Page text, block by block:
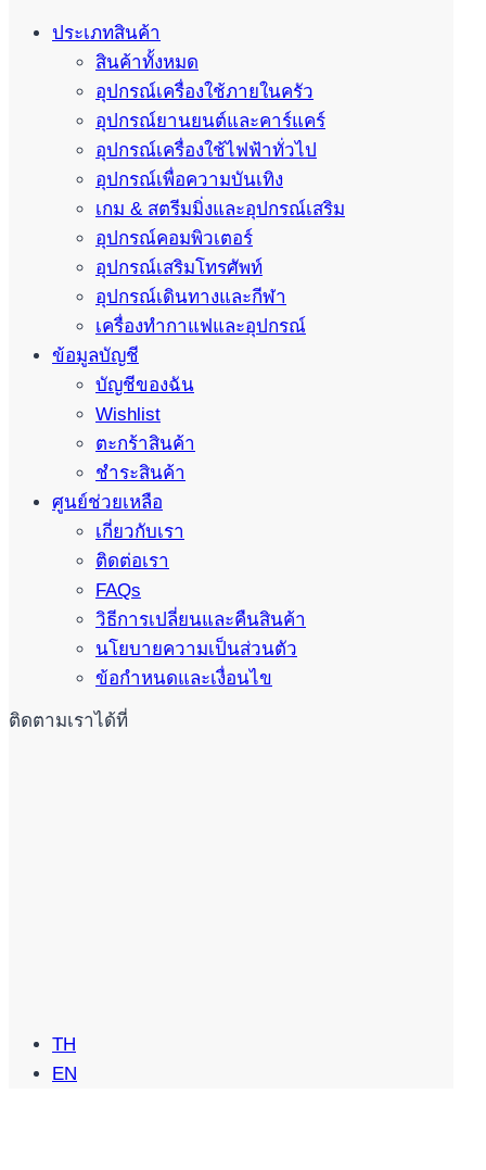
ประเภทสินค้า
สินค้าทั้งหมด
อุปกรณ์เครื่องใช้ภายในครัว
อุปกรณ์ยานยนต์และคาร์แคร์
อุปกรณ์เครื่องใช้ไฟฟ้าทั่วไป
อุปกรณ์เพื่อความบันเทิง
เกม & สตรีมมิ่งและอุปกรณ์เสริม
อุปกรณ์คอมพิวเตอร์
อุปกรณ์เสริมโทรศัพท์
อุปกรณ์เดินทางและกีฬา
เครื่องทำกาแฟและอุปกรณ์
ข้อมูลบัญชี
บัญชีของฉัน
Wishlist
ตะกร้าสินค้า
ชำระสินค้า
ศูนย์ช่วยเหลือ
เกี่ยวกับเรา
ติดต่อเรา
FAQs
วิธีการเปลี่ยนและคืนสินค้า
นโยบายความเป็นส่วนตัว
ข้อกำหนดและเงื่อนไข
ติดตามเราได้ที่
TH
EN